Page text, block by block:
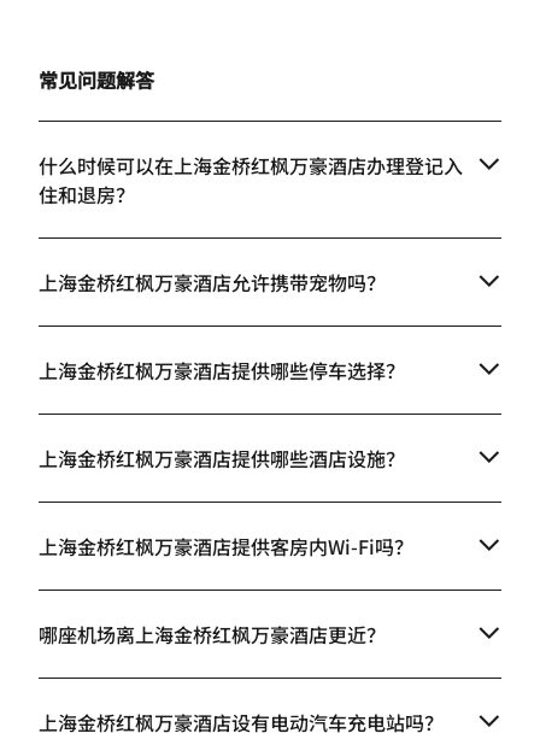
常见问题解答
什么时候可以在上海金桥红枫万豪酒店办理登记入
住和退房？
上海金桥红枫万豪酒店允许携带宠物吗？
上海金桥红枫万豪酒店提供哪些停车选择？
上海金桥红枫万豪酒店提供哪些酒店设施？
上海金桥红枫万豪酒店提供客房内Wi-Fi吗？
哪座机场离上海金桥红枫万豪酒店更近？
上海金桥红枫万豪酒店设有电动汽车充电站吗？